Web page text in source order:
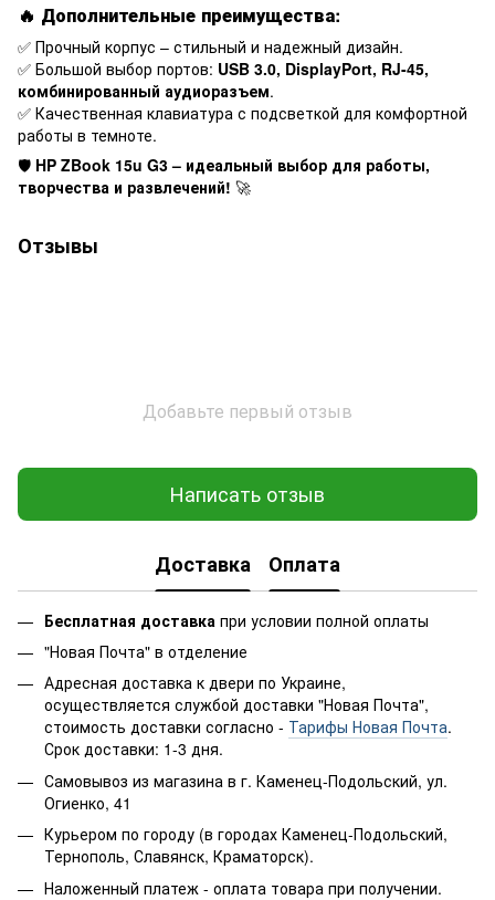
🔥 Дополнительные преимущества:
✅ Прочный корпус – стильный и надежный дизайн.
✅ Большой выбор портов: USB 3.0, DisplayPort, RJ-45,
комбинированный аудиоразъем.
✅ Качественная клавиатура с подсветкой для комфортной
работы в темноте.
🛡 HP ZBook 15u G3 – идеальный выбор для работы,
творчества и развлечений! 🚀
Отзывы
Добавьте первый отзыв
Написать отзыв
Доставка Оплата
Бесплатная доставка при условии полной оплаты
"Новая Почта" в отделение
Адресная доставка к двери по Украине,
осуществляется службой доставки "Новая Почта",
стоимость доставки согласно - Тарифы Новая Почта.
Срок доставки: 1-3 дня.
Самовывоз из магазина в г. Каменец-Подольский, ул.
Огиенко, 41
Курьером по городу (в городах Каменец-Подольский,
Тернополь, Славянск, Краматорск).
Наложенный платеж - оплата товара при получении.